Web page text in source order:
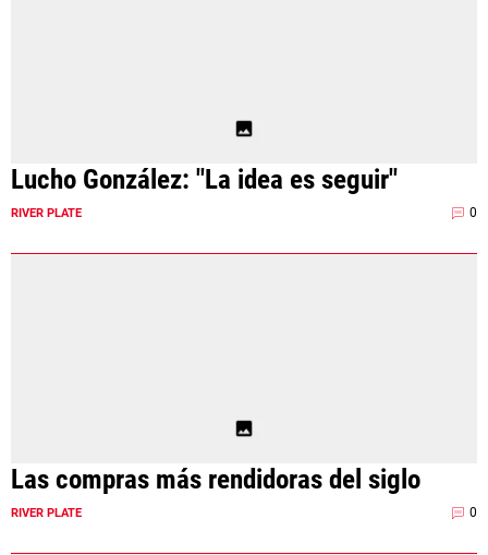
Lucho González: "La idea es seguir"
RIVER PLATE 0
Las compras más rendidoras del siglo
RIVER PLATE 0